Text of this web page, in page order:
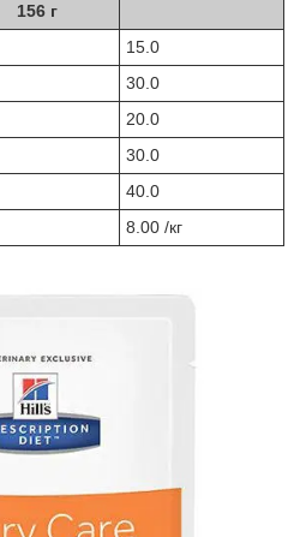
156 г
15.0
30.0
20.0
30.0
40.0
8.00 /кг